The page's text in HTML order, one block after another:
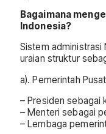
Bagaimana
Indonesia?
Sistem administrasi
uraian struktur
a). Pemerintah
– Presiden sebagai
– Menteri sebagai
– Lembaga